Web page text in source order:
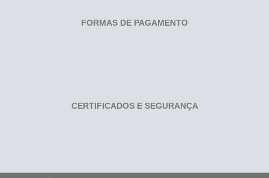
FORMAS DE PAGAMENTO
CERTIFICADOS E SEGURANÇA